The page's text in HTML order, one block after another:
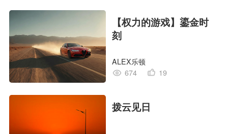
【权力的游戏】鎏金时
刻
ALEX乐顿
674
19
拨云见日